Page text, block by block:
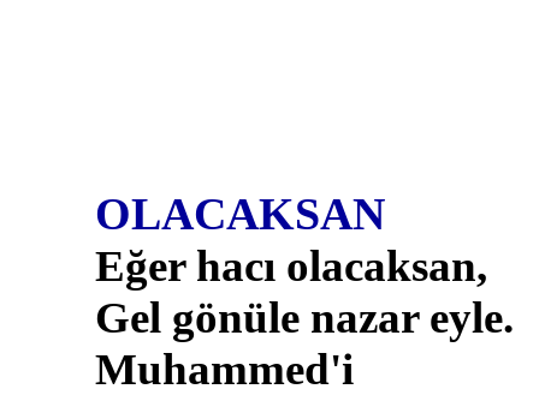
OLACAKSAN
Eğer hacı olacaksan,
Gel gönüle nazar eyle.
Muhammed'i